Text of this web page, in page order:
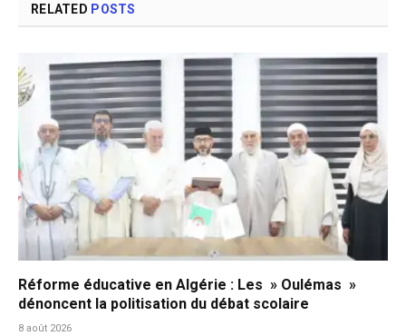
RELATED POSTS
Réforme éducative en Algérie : Les » Oulémas »
dénoncent la politisation du débat scolaire
8 août 2026